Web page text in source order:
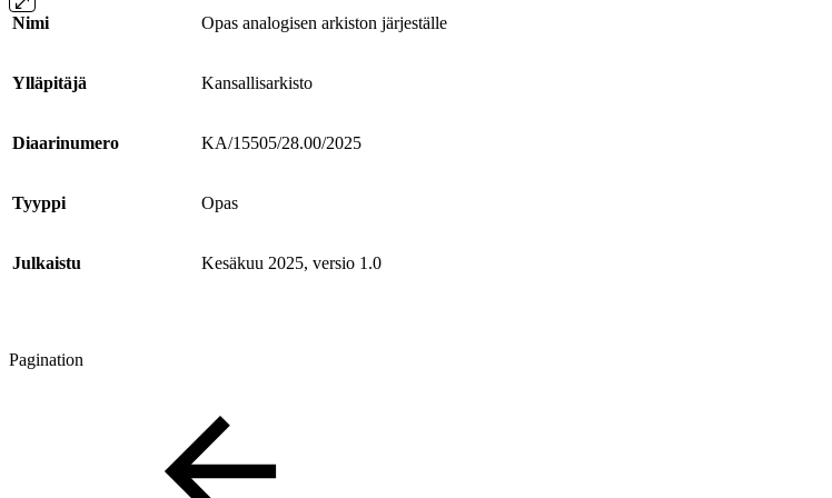
Nimi Opas analogisen arkiston järjeställe
Ylläpitäjä Kansallisarkisto
Diaarinumero KA/15505/28.00/2025
Tyyppi Opas
Julkaistu Kesäkuu 2025, versio 1.0
Pagination